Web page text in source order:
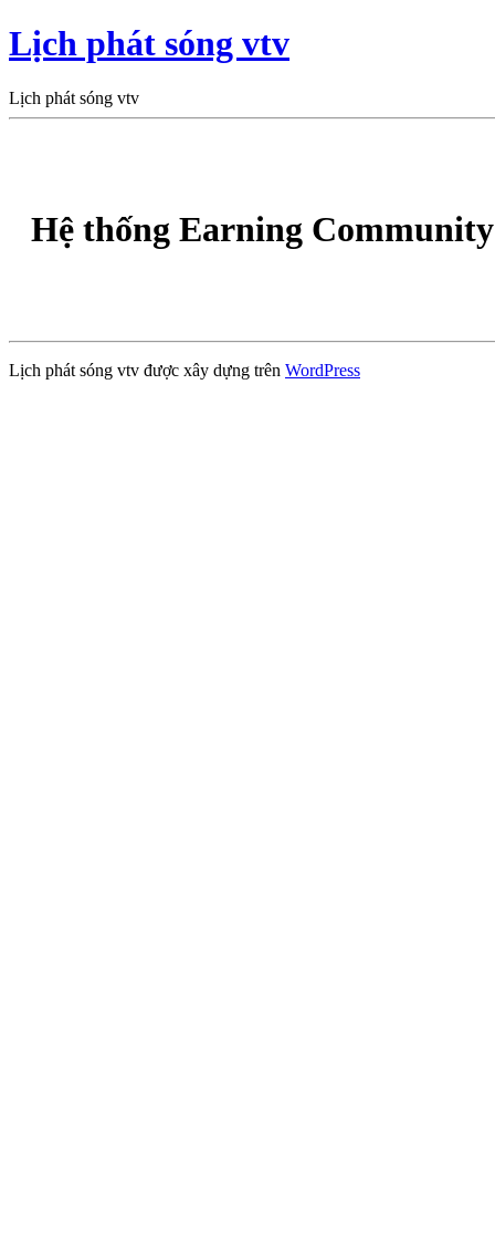
Lịch phát sóng vtv
Lịch phát sóng vtv
Hệ thống Earning
Lịch phát sóng vtv được xây dựng trên WordPress